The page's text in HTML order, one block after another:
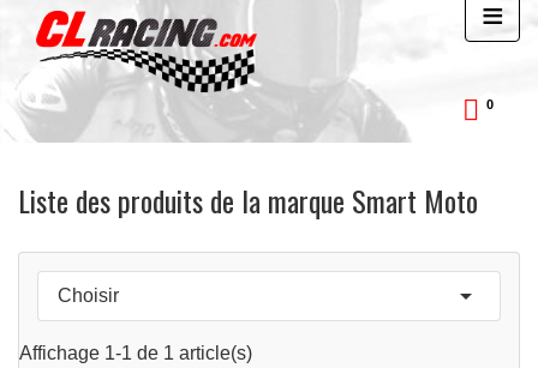
≡
0
Liste des produits de la marque Smart Moto
Choisir 
Affichage 1-1 de 1 article(s)